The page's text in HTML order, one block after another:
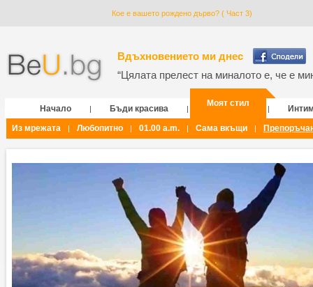
Кое е вашето рождено дърво? ( Част 3)
Вдъхновението ми днес
“Цялата прелест на миналото е, че е
Начало | Бъди красива |
Моят стил
|
Из мрежата
| Любопитно | 01.00 a.m. | Сама вкъщи |